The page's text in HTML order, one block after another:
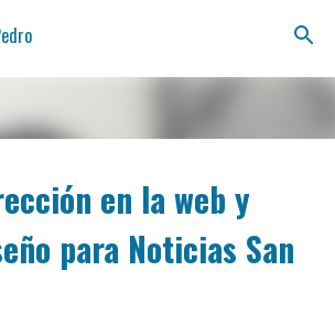
al contenido principal
en la web y
para Noticias San